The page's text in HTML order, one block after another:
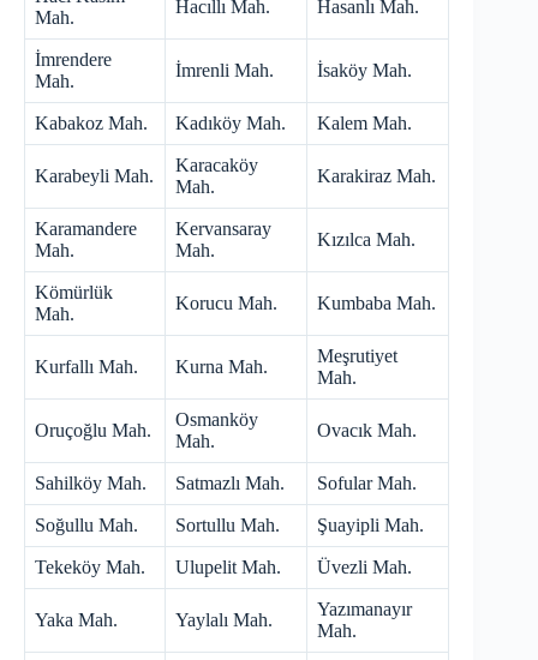
Mah.
Hacıllı Mah. Hasanlı Mah.
İmrendere
Mah.
İmrenli Mah. İsaköy Mah.
Kabakoz Mah. Kadıköy Mah. Kalem Mah.
Karabeyli Mah.
Karacaköy
Mah.
Karakiraz Mah.
Karamandere
Mah.
Kervansaray
Mah.
Kızılca Mah.
Kömürlük
Mah.
Korucu Mah. Kumbaba Mah.
Kurfallı Mah. Kurna Mah.
Meşrutiyet
Mah.
Oruçoğlu Mah.
Osmanköy
Mah.
Ovacık Mah.
Sahilköy Mah. Satmazlı Mah. Sofular Mah.
Soğullu Mah. Sortullu Mah. Şuayipli Mah.
Tekeköy Mah. Ulupelit Mah. Üvezli Mah.
Yaka Mah. Yaylalı Mah.
Yazımanayır
Mah.